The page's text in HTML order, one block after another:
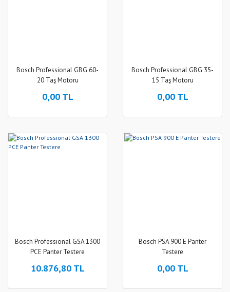
Bosch Professional GBG 60-
20 Taş Motoru
0,00 TL
Bosch Professional GBG 35-
15 Taş Motoru
0,00 TL
Bosch Professional GSA 1300
PCE Panter Testere
10.876,80 TL
Bosch PSA 900 E Panter
Testere
0,00 TL